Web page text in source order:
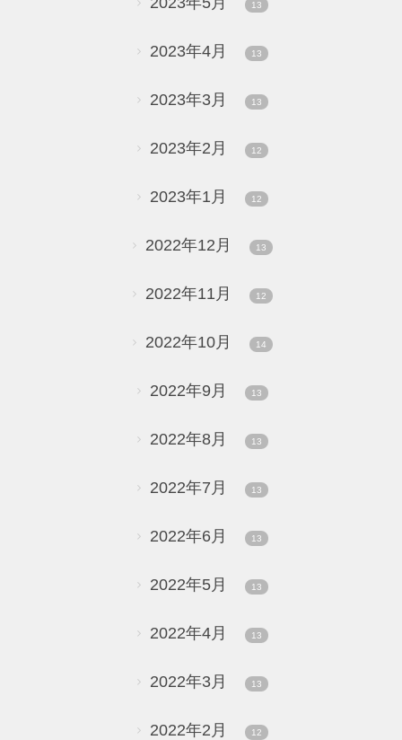
13
2023年4月 13
2023年3月 13
2023年2月 12
2023年1月 12
2022年12月 13
2022年11月 12
2022年10月 14
2022年9月 13
2022年8月 13
2022年7月 13
2022年6月 13
2022年5月 13
2022年4月 13
2022年3月 13
2022年2月 12